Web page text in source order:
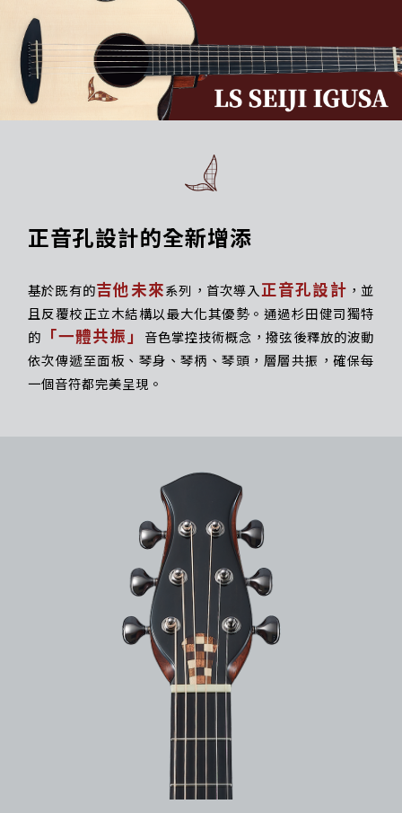
正音孔設計的全新增添
基於既有的吉他未來系列，首次導入正音孔設計 ，並
且反覆校正立木結構以最大化其優勢。通過杉田健司獨特
的 「一體共振」
音色掌控技術概念，撥弦後釋放的波動
依次傳遞至面板、琴身、琴柄、琴頭，層層共振，確保每
一個音符都完美呈現。